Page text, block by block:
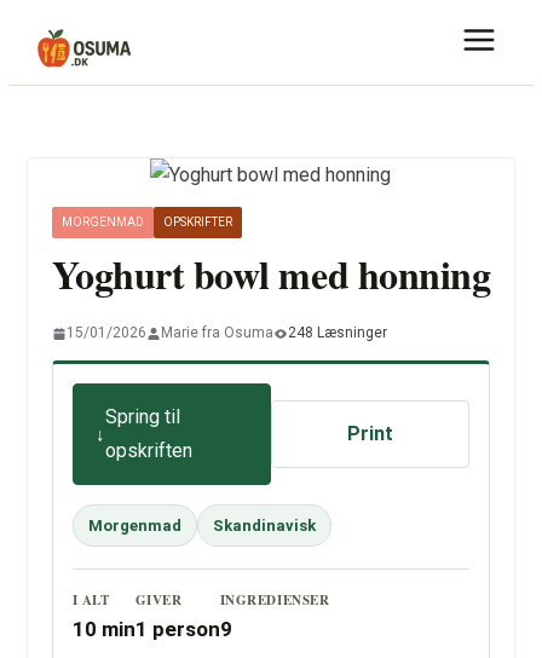
MORGENMAD OPSKRIFTER
Yoghurt bowl med honning
15/01/2026 Marie fra Osuma 248 Læsninger
Spring til
opskriften
Print
Morgenmad Skandinavisk
I ALT
10 min
GIVER
1 person
INGREDIENSER
9